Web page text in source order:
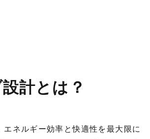
計とは？
エネルギー効率と快適性を最大限に